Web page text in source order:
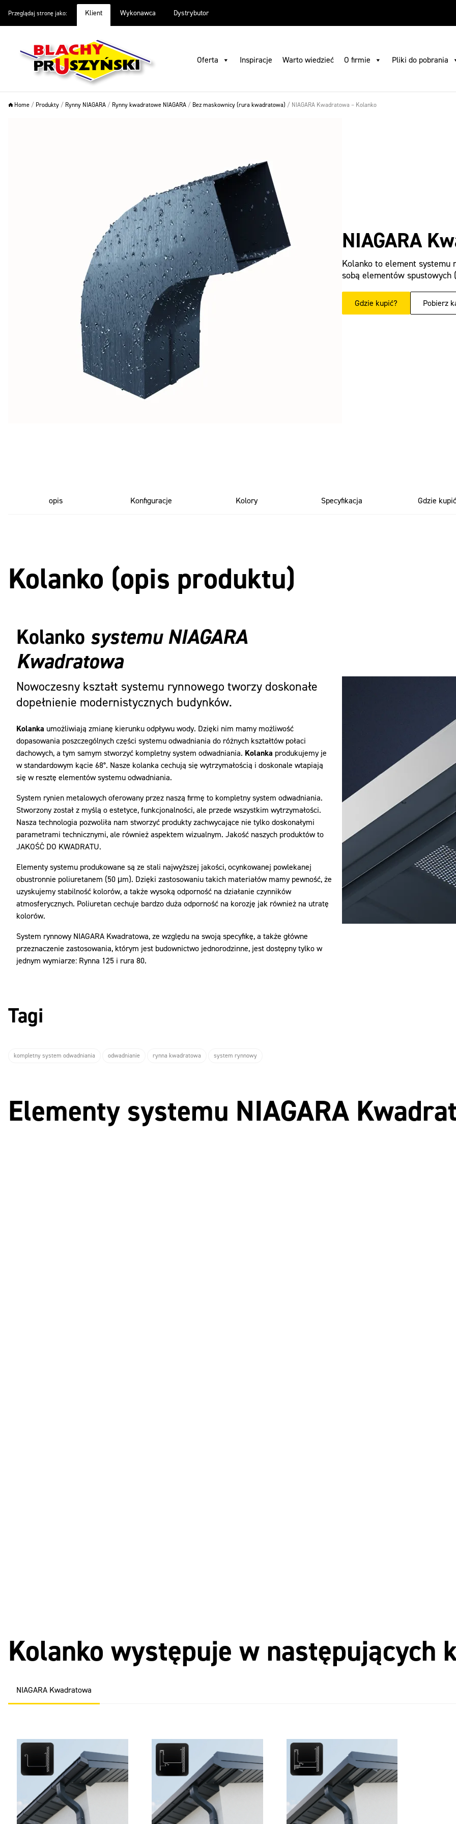
Przeglądaj stronę jako: Klient Wykonawca Dystrybutor
Oferta Inspiracje Warto wiedzieć O firmie Pliki do pobrania
Home / Produkty / Rynny NIAGARA / Rynny kwadratowe NIAGARA / Bez maskownicy (rura kwadratowa) / NIAGARA Kwadratowa – Kolanko
NIAGARA
Kolanko to element systemu
sobą elementów
Gdzie kupić? Pobierz
opis Konfiguracje Kolory Specyfikacja Gdzie
Kolanko (opis produktu)
Kolanko systemu NIAGARA
Kwadratowa
Nowoczesny kształt systemu rynnowego tworzy doskonałe
dopełnienie modernistycznych budynków.
Kolanka umożliwiają zmianę kierunku odpływu wody. Dzięki nim mamy możliwość
dopasowania poszczególnych części systemu odwadniania do różnych kształtów połaci
dachowych, a tym samym stworzyć kompletny system odwadniania. Kolanka produkujemy je
w standardowym kącie 68°. Nasze kolanka cechują się wytrzymałością i doskonale wtapiają
się w resztę elementów systemu odwadniania.
System rynien metalowych oferowany przez naszą firmę to kompletny system odwadniania.
Stworzony został z myślą o estetyce, funkcjonalności, ale przede wszystkim wytrzymałości.
Nasza technologia pozwoliła nam stworzyć produkty zachwycające nie tylko doskonałymi
parametrami technicznymi, ale również aspektem wizualnym. Jakość naszych produktów to
JAKOŚĆ DO KWADRATU.
Elementy systemu produkowane są ze stali najwyższej jakości, ocynkowanej powlekanej
obustronnie poliuretanem (50 μm). Dzięki zastosowaniu takich materiałów mamy pewność, że
uzyskujemy stabilność kolorów, a także wysoką odporność na działanie czynników
atmosferycznych. Poliuretan cechuje bardzo duża odporność na korozję jak również na utratę
kolorów.
System rynnowy NIAGARA Kwadratowa, ze względu na swoją specyfikę, a także główne
przeznaczenie zastosowania, którym jest budownictwo jednorodzinne, jest dostępny tylko w
jednym wymiarze: Rynna 125 i rura 80.
Tagi
kompletny system odwadniania odwadnianie rynna kwadratowa system rynnowy
Elementy systemu NIAGARA
Kolanko występuje w następujących
NIAGARA Kwadratowa
Oferta Inspiracje Warto wiedzieć